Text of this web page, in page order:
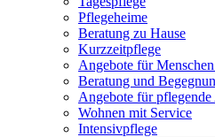
Pflegeheime
Beratung zu Hause
Kurzzeitpflege
Angebote für
Beratung und
Angebote für
Wohnen mit Service
Intensivpflege